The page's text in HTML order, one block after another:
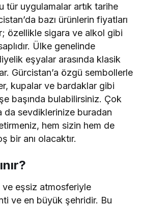
tür uygulamalar artık tarihe
bazı ürünlerin fiyatları
özellikle sigara ve alkol gibi
Ülke genelinde
eşyalar arasında klasik
Gürcistan’a özgü sembollerle
kupalar ve bardaklar gibi
başında bulabilirsiniz. Çok
da sevdiklerinize buradan
hem sizin hem de
bir anı olacaktır.
eşsiz atmosferiyle
ve en büyük şehridir. Bu